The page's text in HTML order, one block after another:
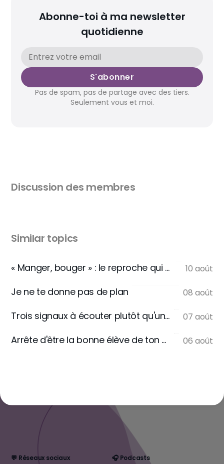
Abonne-toi à ma newsletter
quotidienne
S'abonner
Pas de spam, pas de partage avec des tiers.
Seulement vous et moi.
Discussion des membres
Similar topics
« Manger, bouger » : le reproche qui ne se dit jamais 10 août
Je ne te donne pas de plan 08 août
Trois signaux à écouter plutôt qu'une règle 07 août
Arrête d'être la bonne élève de ton assiette 06 août
💬 Réseaux sociaux 🎧 Podcasts